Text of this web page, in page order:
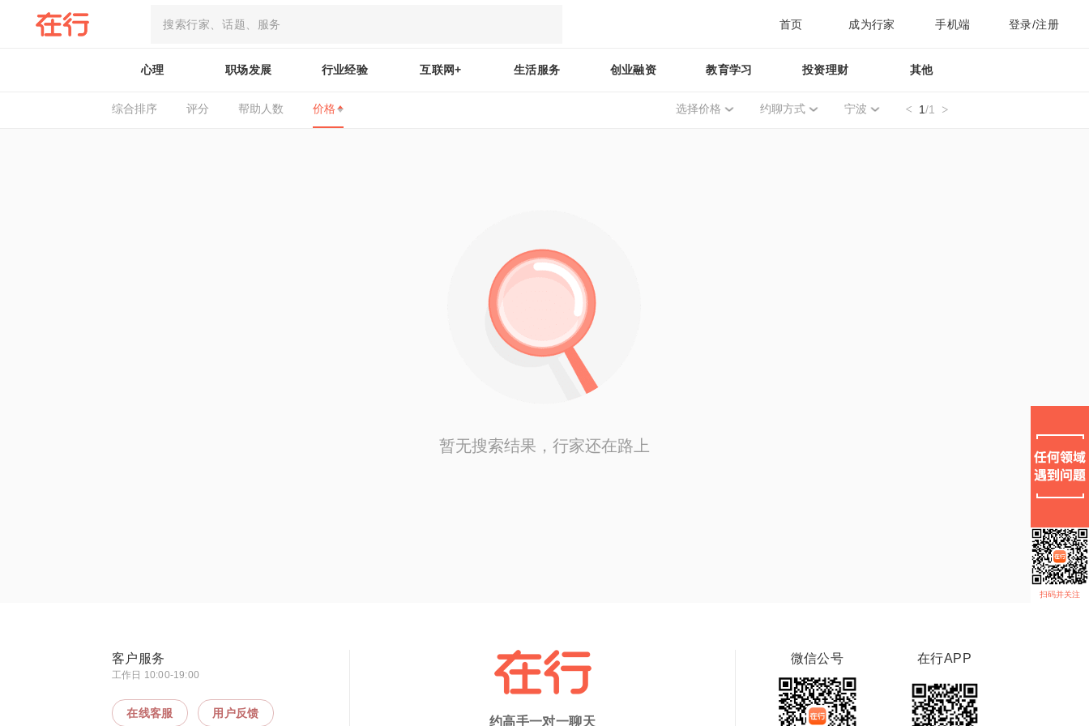
首页 成为行家 手机端 登录/注册
心理 职场发展 行业经验 互联网+ 生活服务 创业融资 教育学习 投资理财 其他
综合排序 评分 帮助人数 价格 选择价格 约聊方式 宁波 1/1
暂无搜索结果，行家还在路上
扫码并关注
客户服务
工作日 10:00-19:00
在线客服 用户反馈
约高手一对一聊天
微信公号 在行APP